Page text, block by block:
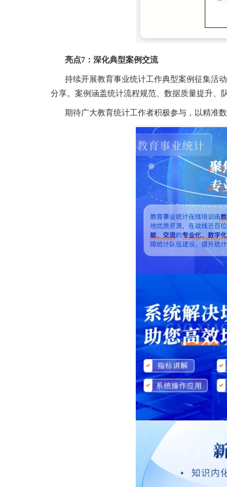
亮点7：深化典型案例交流
持续开展教育事业统计工作典型案例征集活
分享。案例涵盖统计流程规范、数据质量提升、
期待广大教育统计工作者积极参与，以精准